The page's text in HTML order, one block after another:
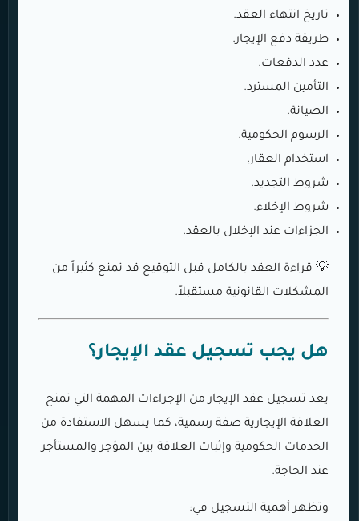
تاريخ انتهاء العقد.
طريقة دفع الإيجار.
عدد الدفعات.
التأمين المسترد.
الصيانة.
الرسوم الحكومية.
استخدام العقار.
شروط التجديد.
شروط الإخلاء.
الجزاءات عند الإخلال بالعقد.
💡 قراءة العقد بالكامل قبل التوقيع قد تمنع كثيراً من
المشكلات القانونية مستقبلاً.
هل يجب تسجيل عقد الإيجار؟
يعد تسجيل عقد الإيجار من الإجراءات المهمة التي تمنح
العلاقة الإيجارية صفة رسمية، كما يسهل الاستفادة من
الخدمات الحكومية وإثبات العلاقة بين المؤجر والمستأجر
عند الحاجة.
وتظهر أهمية التسجيل في: